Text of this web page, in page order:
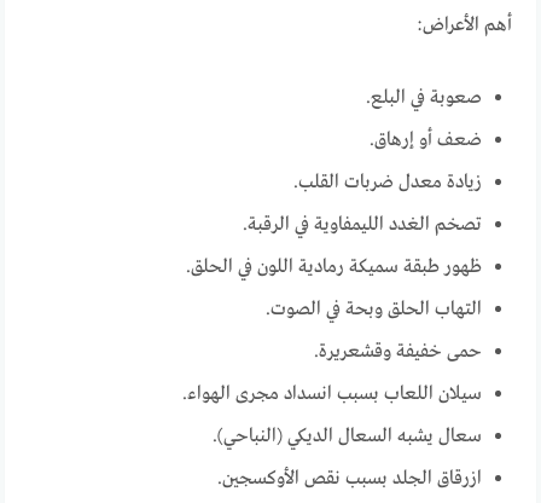
أهم الأعراض:
صعوبة في البلع.
ضعف أو إرهاق.
زيادة معدل ضربات القلب.
تصخم الغدد الليمفاوية في الرقبة.
ظهور طبقة سميكة رمادية اللون في الحلق.
التهاب الحلق وبحة في الصوت.
حمى خفيفة وقشعريرة.
سيلان اللعاب بسبب انسداد مجرى الهواء.
سعال يشبه السعال الديكي (النباحي).
ازرقاق الجلد بسبب نقص الأوكسجين.